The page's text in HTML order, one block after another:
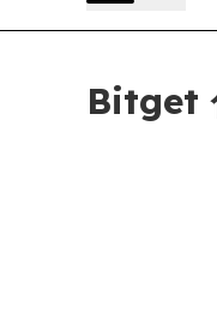
Bitget